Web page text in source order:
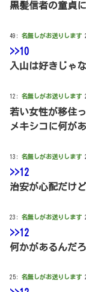
黒髪信者の童貞
49: 名無しがお送りします
>>10
入山は好きじゃ
12: 名無しがお送りします
若い女性が移住
メキシコに何が
13: 名無しがお送りします
>>12
治安が心配だけ
23: 名無しがお送りします
>>12
何かがあるんだ
25: 名無しがお送りします